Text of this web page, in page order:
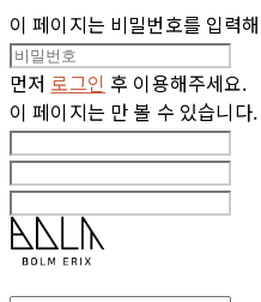
이 페이지는 비밀번호를 입력
먼저 로그인 후 이용해주세요.
이 페이지는 만 볼 수 있습니다.